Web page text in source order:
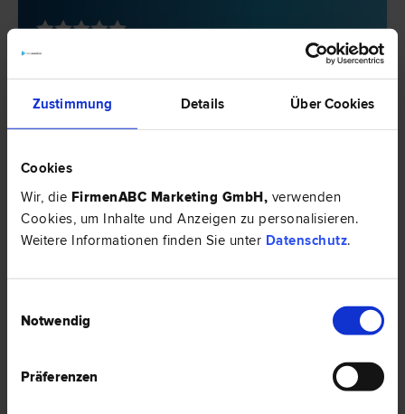
Zustimmung Details Über Cookies
Cookies
Wir, die FirmenABC Marketing GmbH, verwenden
Cookies, um Inhalte und Anzeigen zu personalisieren.
Weitere Informationen finden Sie unter Datenschutz.
Notwendig
Präferenzen
Mag. Lydia LINDNER